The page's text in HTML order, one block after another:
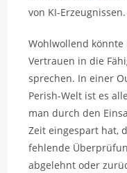
von KI-Erzeugnissen.
Wohlwollend
Vertrauen in die
sprechen. In einer
Perish-Welt ist es
man durch den
Zeit eingespart hat,
fehlende
abgelehnt oder